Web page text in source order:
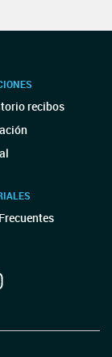
recibos